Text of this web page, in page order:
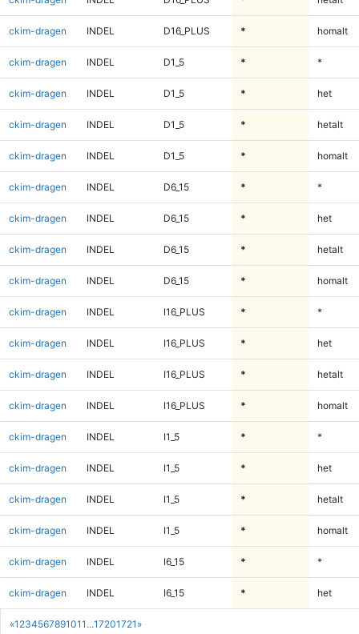
«1 234567891011 ...17201721 »
ckim-dragen INDEL D16_PLUS * homalt
ckim-dragen INDEL D1_5 * *
ckim-dragen INDEL D1_5 * het
ckim-dragen INDEL D1_5 * hetalt
ckim-dragen INDEL D1_5 * homalt
ckim-dragen INDEL D6_15 * *
ckim-dragen INDEL D6_15 * het
ckim-dragen INDEL D6_15 * hetalt
ckim-dragen INDEL D6_15 * homalt
ckim-dragen INDEL I16_PLUS * *
ckim-dragen INDEL I16_PLUS * het
ckim-dragen INDEL I16_PLUS * hetalt
ckim-dragen INDEL I16_PLUS * homalt
ckim-dragen INDEL I1_5 * *
ckim-dragen INDEL I1_5 * het
ckim-dragen INDEL I1_5 * hetalt
ckim-dragen INDEL I1_5 * homalt
ckim-dragen INDEL I6_15 * *
ckim-dragen INDEL I6_15 * het